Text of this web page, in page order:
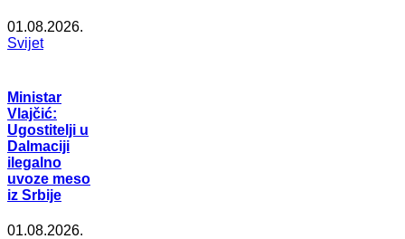
01.08.2026.
Svijet
Ministar
Vlajčić:
Ugostitelji u
Dalmaciji
ilegalno
uvoze meso
iz Srbije
01.08.2026.